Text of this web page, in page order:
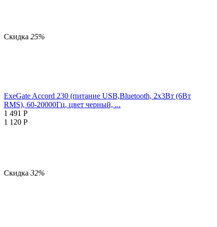
Скидка 25%
ExeGate Accord 230 (питание USB,Bluetooth, 2х3Вт (6Вт
RMS), 60-20000Гц, цвет черный, ...
1 491 Р
1 120 Р
Скидка 32%